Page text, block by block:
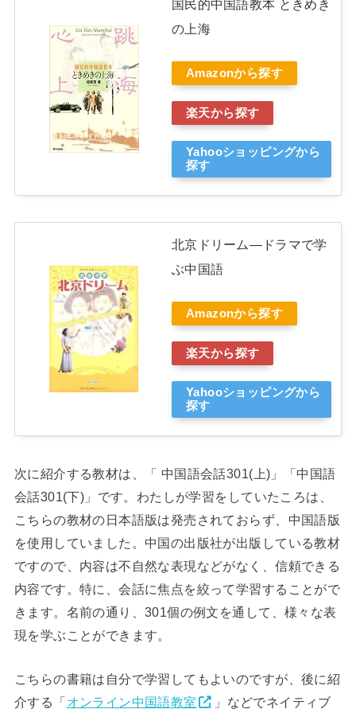
国民的中国語教本 ときめき
の上海
Amazonから探す
楽天から探す
Yahooショッピングから
探す
北京ドリーム―ドラマで学
ぶ中国語
Amazonから探す
楽天から探す
Yahooショッピングから
探す
次に紹介する教材は、「 中国語会話301(上)」「中国語
会話301(下)」です。わたしが学習をしていたころは、
こちらの教材の日本語版は発売されておらず、中国語版
を使用していました。中国の出版社が出版している教材
ですので、内容は不自然な表現などがなく、信頼できる
内容です。特に、会話に焦点を絞って学習することがで
きます。名前の通り、301個の例文を通して、様々な表
現を学ぶことができます。
こちらの書籍は自分で学習してもよいのですが、後に紹
介する「 オンライン中国語教室
」などでネイティブ